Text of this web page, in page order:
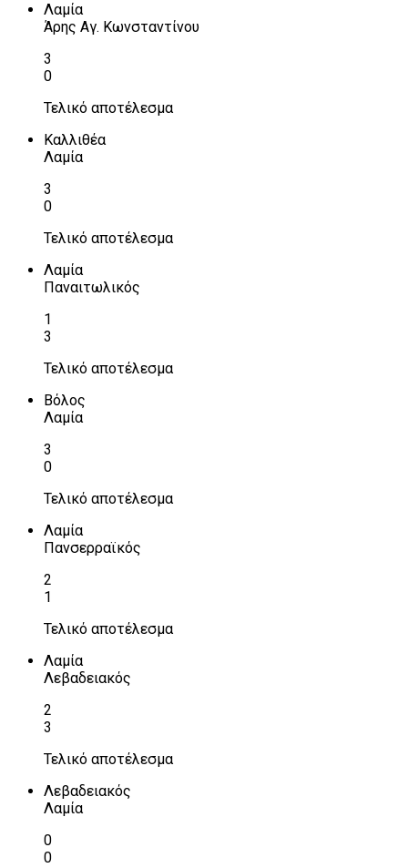
Λαμία
Άρης Αγ. Κωνσταντίνου
3
0
Τελικό αποτέλεσμα
Καλλιθέα
Λαμία
3
0
Τελικό αποτέλεσμα
Λαμία
Παναιτωλικός
1
3
Τελικό αποτέλεσμα
Βόλος
Λαμία
3
0
Τελικό αποτέλεσμα
Λαμία
Πανσερραϊκός
2
1
Τελικό αποτέλεσμα
Λαμία
Λεβαδειακός
2
3
Τελικό αποτέλεσμα
Λεβαδειακός
Λαμία
0
0